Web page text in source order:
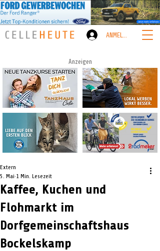
ANMELDEN
Anzeigen
Kaffee, Kuchen und
Flohmarkt im
Dorfgemeinschaftshaus
Bockelskamp
Extern
5. Mai 1 Min. Lesezeit